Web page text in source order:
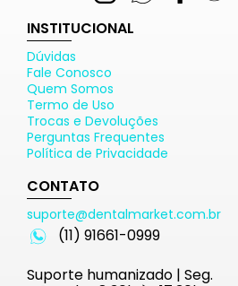
INSTITUCIONAL
Dúvidas
Fale Conosco
Quem Somos
Termo de Uso
Trocas e Devoluções
Perguntas Frequentes
Política de Privacidade
CONTATO
suporte@dentalmarket.com.br
(11) 91661-0999
Suporte humanizado | Seg.